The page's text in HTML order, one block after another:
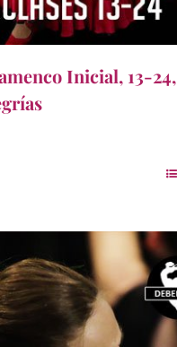
Inicial, 13-24,